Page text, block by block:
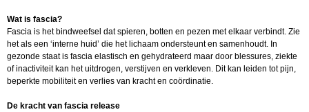
Wat is fascia?
Fascia is het bindweefsel dat spieren, botten en pezen met elkaar verbindt. Zie
het als een ‘interne huid’ die het lichaam ondersteunt en samenhoudt. In
gezonde staat is fascia elastisch en gehydrateerd maar door blessures, ziekte
of inactiviteit kan het uitdrogen, verstijven en verkleven. Dit kan leiden tot pijn,
beperkte mobiliteit en verlies van kracht en coördinatie.
De kracht van fascia release